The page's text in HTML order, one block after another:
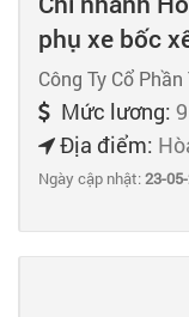
phụ xe bốc
Công Ty Cổ
Mức lương:
Địa điểm:
Ngày cập nhật:23-